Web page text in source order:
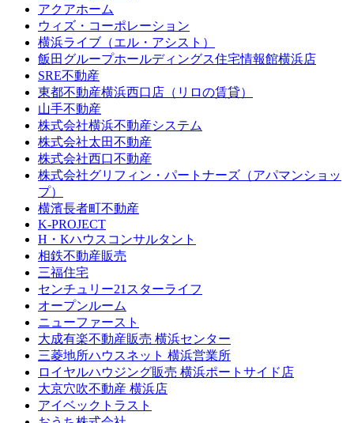
アクアホーム
ウィズ・コーポレーション
横浜ライブ（エル・アシスト）
飯田グループホールディングス住宅情報館横浜店
SRE不動産
東都不動産横浜西口店（リロの賃貸）
山手不動産
株式会社横浜不動産システム
株式会社太田不動産
株式会社西口不動産
株式会社グリフィン・パートナーズ（アパマンショッ
プ）
横濱長者町不動産
K-PROJECT
H・Kハウスコンサルタント
相鉄不動産販売
三福住宅
センチュリー21スターライフ
オープンルーム
ニューファースト
大成有楽不動産販売 横浜センター
三菱地所ハウスネット 横浜営業所
ロイヤルハウジング販売 横浜ポートサイド店
大京穴吹不動産 横浜店
アイベックトラスト